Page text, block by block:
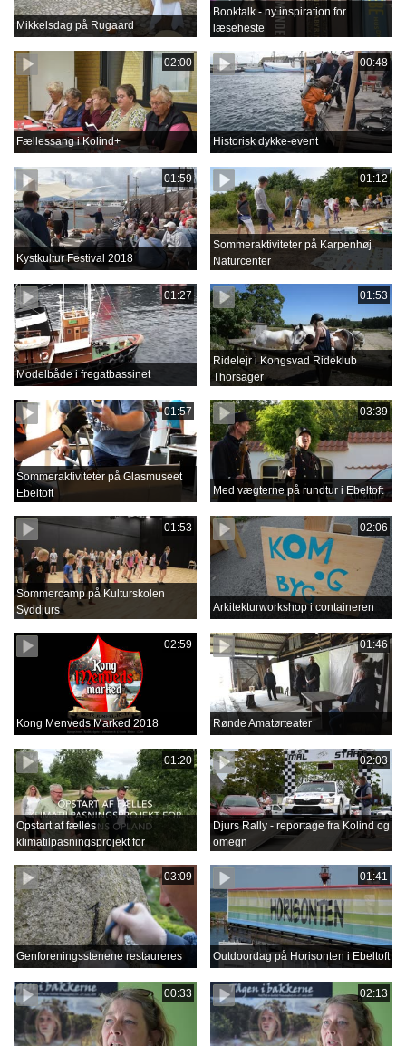
Mikkelsdag på Rugaard
Booktalk - ny inspiration for
læseheste
02:00
Fællessang i Kolind+
00:48
Historisk dykke-event
01:59
Kystkultur Festival 2018
01:12
Sommeraktiviteter på Karpenhøj
Naturcenter
01:27
Modelbåde i fregatbassinet
01:53
Ridelejr i Kongsvad Rideklub
Thorsager
01:57
Sommeraktiviteter på Glasmuseet
Ebeltoft
03:39
Med vægterne på rundtur i Ebeltoft
01:53
Sommercamp på Kulturskolen
Syddjurs
02:06
Arkitekturworkshop i containeren
02:59
Kong Menveds Marked 2018
01:46
Rønde Amatørteater
01:20
Opstart af fælles
klimatilpasningsprojekt for
02:03
Djurs Rally - reportage fra Kolind og
omegn
03:09
Genforeningsstenene restaureres
01:41
Outdoordag på Horisonten i Ebeltoft
00:33 02:13